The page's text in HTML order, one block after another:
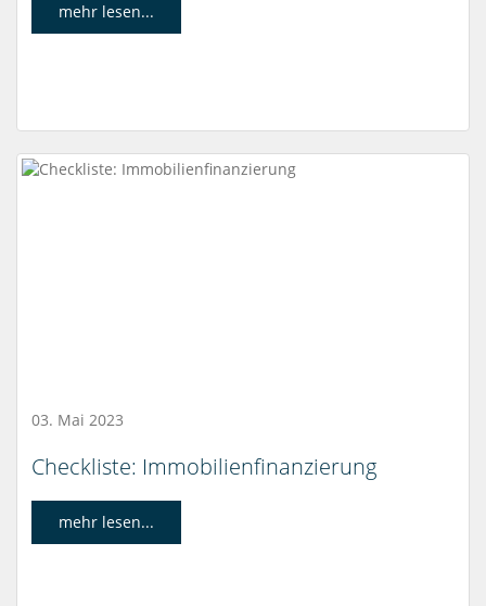
mehr lesen...
03. Mai 2023
Checkliste: Immobilienfinanzierung
mehr lesen...